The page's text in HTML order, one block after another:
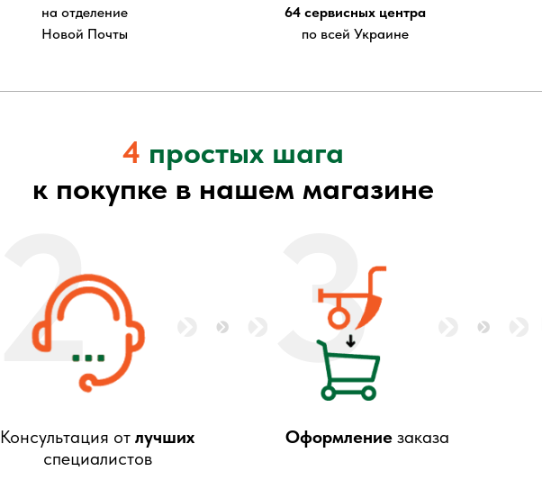
64 сервисных центра
по всей Украине
на отделение
Новой Почты
3
2
Консультация от лучших
специалистов
Оформление заказа
4 простых шага
к покупке в нашем магазине